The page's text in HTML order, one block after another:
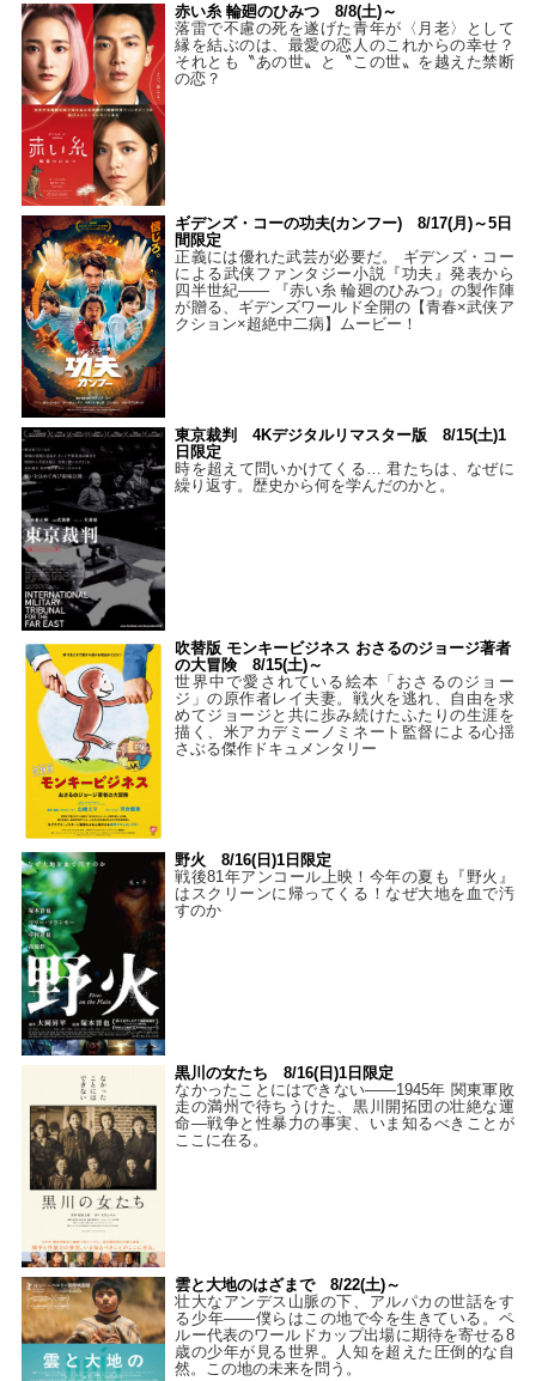
赤い糸 輪廻のひみつ 8/8(土)～
落雷で不慮の死を遂げた青年が〈月老〉として
縁を結ぶのは、最愛の恋人のこれからの幸せ？
それとも〝あの世〟と〝この世〟を越えた禁断
の恋？
ギデンズ・コーの功夫(カンフー) 8/17(月)～5日
間限定
正義には優れた武芸が必要だ。 ギデンズ・コー
による武侠ファンタジー小説『功夫』発表から
四半世紀―― 『赤い糸 輪廻のひみつ』の製作陣
が贈る、ギデンズワールド全開の【青春×武侠ア
クション×超絶中二病】ムービー！
東京裁判 4Kデジタルリマスター版 8/15(土)1
日限定
時を超えて問いかけてくる… 君たちは、なぜに
繰り返す。歴史から何を学んだのかと。
吹替版 モンキービジネス おさるのジョージ著者
の大冒険 8/15(土)～
世界中で愛されている絵本「おさるのジョー
ジ」の原作者レイ夫妻。戦火を逃れ、自由を求
めてジョージと共に歩み続けたふたりの生涯を
描く、米アカデミーノミネート監督による心揺
さぶる傑作ドキュメンタリー
野火 8/16(日)1日限定
戦後81年アンコール上映！今年の夏も『野火』
はスクリーンに帰ってくる！なぜ大地を血で汚
すのか
黒川の女たち 8/16(日)1日限定
なかったことにはできない——1945年 関東軍敗
走の満州で待ちうけた、黒川開拓団の壮絶な運
命―戦争と性暴力の事実、いま知るべきことが
ここに在る。
雲と大地のはざまで 8/22(土)～
壮大なアンデス山脈の下、アルパカの世話をす
る少年――僕らはこの地で今を生きている。ペ
ルー代表のワールドカップ出場に期待を寄せる8
歳の少年が見る世界。人知を超えた圧倒的な自
然。この地の未来を問う。